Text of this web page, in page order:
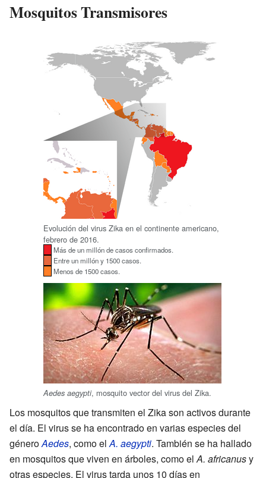
Mosquitos Transmisores
Evolución del virus Zika en el continente americano,
febrero de 2016.
Más de un millón de casos confirmados.
Entre un millón y 1500 casos.
Menos de 1500 casos.
Aedes aegypti, mosquito vector del virus del Zika.
Los mosquitos que transmiten el Zika son activos durante
el día. El virus se ha encontrado en varias especies del
géneroAedes, como elA. aegypti. También se ha hallado
en mosquitos que viven en árboles, como elA. africanusy
otras especies. El virus tarda unos 10 días en